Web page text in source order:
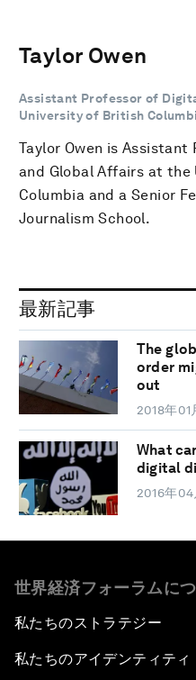
Taylor Owen
Assistant Professor of
University of British
Taylor Owen is
and Global Affairs at
Columbia and a Senior
Journalism School.
最新記事
The
order
out
2018年01
What
digital
2016年04
世界経済フォーラムに
私たちのストラテジー
私たちのアイデンティティ